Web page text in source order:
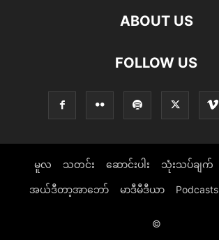
ABOUT US
FOLLOW US
မူလ သတင်း ဆောင်းပါး သုံးသပ်ချက်
အယ်ဒီတာ့အာဘော် မာဒီမီဒီယာ Podcasts
©